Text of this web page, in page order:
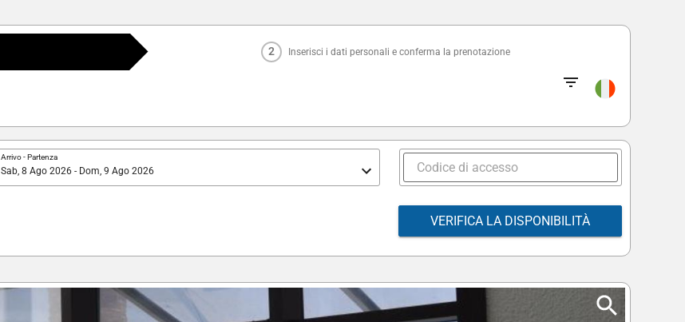
2 Inserisci i dati personali e conferma la prenotazione
Arrivo-Partenza
Sab, 8 Ago 2026 - Dom, 9 Ago 2026
VERIFICA LA DISPONIBILITÀ